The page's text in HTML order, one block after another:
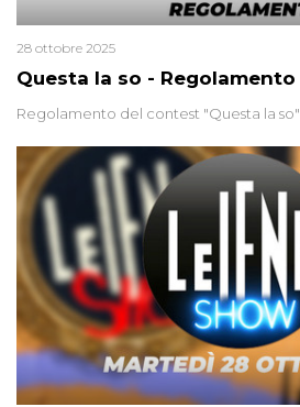
Questa la so - Regolamento
28 ottobre 2025
Regolamento del contest "Questa la so"